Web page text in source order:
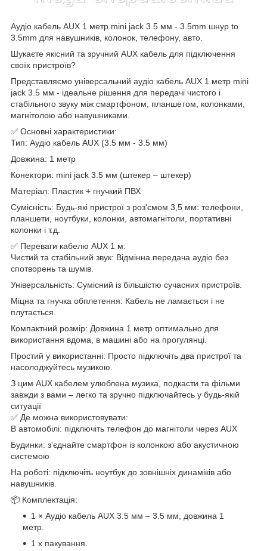
Аудіо кабель AUX 1 метр mini jack 3.5 мм - 3.5mm шнур to
3.5mm для навушників, колонок, телефону, авто.
Шукаєте якісний та зручний AUX кабель для підключення
своїх пристроїв?
Представляємо універсальний аудіо кабель AUX 1 метр mini
jack 3.5 мм - ідеальне рішення для передачі чистого і
стабільного звуку між смартфоном, планшетом, колонками,
магнітолою або навушниками.
✅ Основні характеристики:
Тип: Аудіо кабель AUX (3.5 мм - 3.5 мм)
Довжина: 1 метр
Конектори: mini jack 3.5 мм (штекер – штекер)
Матеріал: Пластик + гнучкий ПВХ
Сумісність: Будь-які пристрої з роз'ємом 3,5 мм: телефони,
планшети, ноутбуки, колонки, автомагнітоли, портативні
колонки і т.д.
✅ Переваги кабелю AUX 1 м:
Чистий та стабільний звук: Відмінна передача аудіо без
спотворень та шумів.
Універсальність: Сумісний із більшістю сучасних пристроїв.
Міцна та гнучка обплетення: Кабель не ламається і не
плутається.
Компактний розмір: Довжина 1 метр оптимально для
використання вдома, в машині або на прогулянці.
Простий у використанні: Просто підключіть два пристрої та
насолоджуйтесь музикою.
З цим AUX кабелем улюблена музика, подкасти та фільми
завжди з вами – легко та зручно підключайтесь у будь-якій
ситуації
✅ Де можна використовувати:
В автомобілі: підключіть телефон до магнітоли через AUX
Будинки: з'єднайте смартфон із колонкою або акустичною
системою
На роботі: підключіть ноутбук до зовнішніх динаміків або
навушників.
📦 Комплектація:
1 × Аудіо кабель AUX 3.5 мм – 3.5 мм, довжина 1
метр.
1 х пакування.